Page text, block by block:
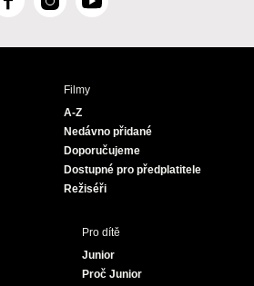
F
c
I
s
Y
u
Filmy
A-Z
Nedávno přidané
Doporučujeme
Dostupné pro předplatitele
Režiséři
Pro dítě
Junior
Proč Junior